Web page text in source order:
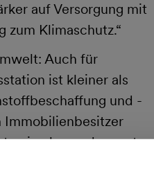
auf Versorgung mit
Klimaschutz.“
Auch für
ist kleiner als
und -
Immobilienbesitzer
eine besonders gute